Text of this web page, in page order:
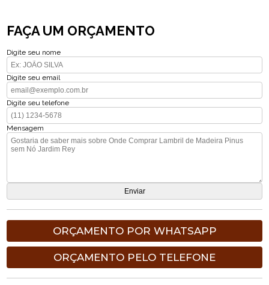
FAÇA UM ORÇAMENTO
Digite seu nome
Digite seu email
Digite seu telefone
Mensagem
ORÇAMENTO POR WHATSAPP
ORÇAMENTO PELO TELEFONE